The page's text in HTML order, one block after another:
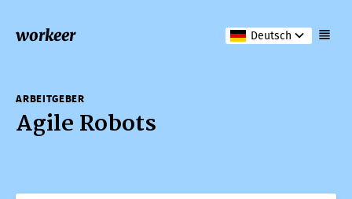
workeer Deutsch
ARBEITGEBER
Agile Robots